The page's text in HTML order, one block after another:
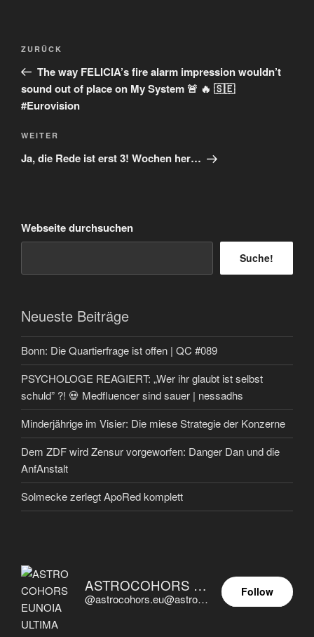
Beitragsnavigation
Vorheriger
Beitrag
ZURÜCK
The way FELICIA’s fire alarm impression wouldn’t
sound out of place on My System 🚨 🔥 🇸🇪
#Eurovision
Nächster
Beitrag
WEITER
Ja, die Rede ist erst 3! Wochen her…
Webseite durchsuchen
Suche!
Neueste Beiträge
Bonn: Die Quartierfrage ist offen | QC #089
PSYCHOLOGE REAGIERT: „Wer ihr glaubt ist selbst
schuld” ?! 💀 Medfluencer sind sauer | nessadhs
Minderjährige im Visier: Die miese Strategie der Konzerne
Dem ZDF wird Zensur vorgeworfen: Danger Dan und die
AnfAnstalt
Solmecke zerlegt ApoRed komplett
ASTROCOHORS EUNOIA ULTIMA
@astrocohors.eu@astrocohors.eu
Follow